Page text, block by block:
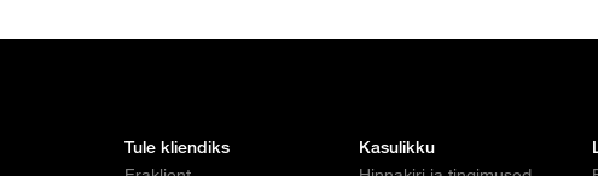
Tule kliendiks
Kasulikku